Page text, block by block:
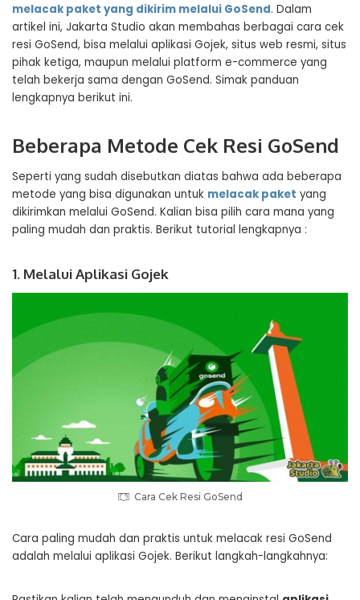
melacak paket yang dikirim melalui GoSend. Dalam
artikel ini, Jakarta Studio akan membahas berbagai cara cek
resi GoSend, bisa melalui aplikasi Gojek, situs web resmi, situs
pihak ketiga, maupun melalui platform e-commerce yang
telah bekerja sama dengan GoSend. Simak panduan
lengkapnya berikut ini.
Beberapa Metode Cek Resi GoSend
Seperti yang sudah disebutkan diatas bahwa ada beberapa
metode yang bisa digunakan untuk melacak paket yang
dikirimkan melalui GoSend. Kalian bisa pilih cara mana yang
paling mudah dan praktis. Berikut tutorial lengkapnya :
1. Melalui Aplikasi Gojek
Cara Cek Resi GoSend
Cara paling mudah dan praktis untuk melacak resi GoSend
adalah melalui aplikasi Gojek. Berikut langkah-langkahnya: